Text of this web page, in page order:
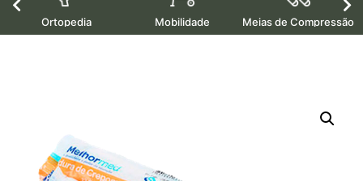
Ortopedia Mobilidade Meias de Compressão